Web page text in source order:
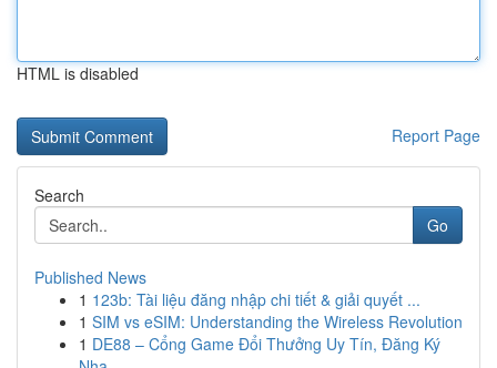
HTML is disabled
Report Page
Search
Go
Published News
1 123b: Tài liệu đăng nhập chi tiết & giải quyết ...
1 SIM vs eSIM: Understanding the Wireless Revolution
1 DE88 – Cổng Game Đổi Thưởng Uy Tín, Đăng Ký